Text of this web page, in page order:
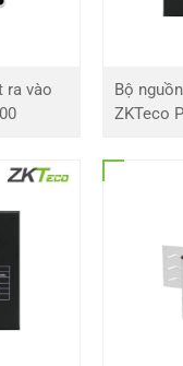
Tham quan, Hiển thị tin nhắn,
lên đám mây, Báo động
: 396 (22 x 18)
ra vào
Bộ
ZKTeco